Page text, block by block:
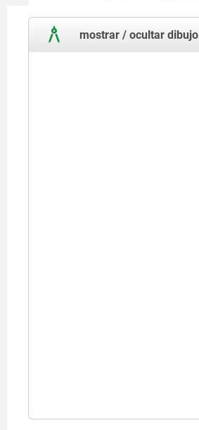
mostrar / ocultar dibujo